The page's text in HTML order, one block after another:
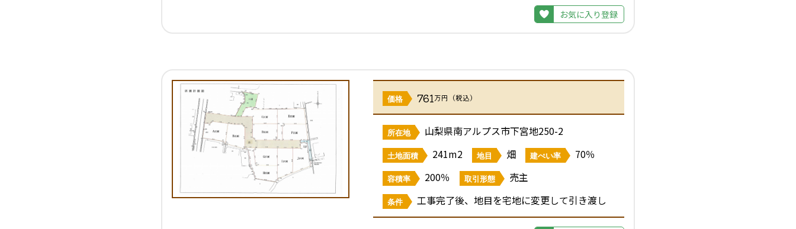
お気に入り登録
価格 761万円（税込）
所在地 山梨県南アルプス市下宮地250-2
土地面積 241m2 地目 畑 建ぺい率 70％
容積率 200％ 取引形態 売主
条件 工事完了後、地目を宅地に変更して引き渡し